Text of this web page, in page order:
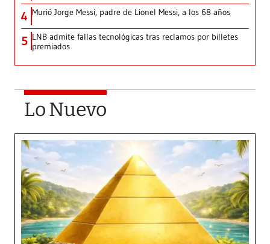
4 Murió Jorge Messi, padre de Lionel Messi, a los 68 años
5 LNB admite fallas tecnológicas tras reclamos por billetes
premiados
Lo Nuevo